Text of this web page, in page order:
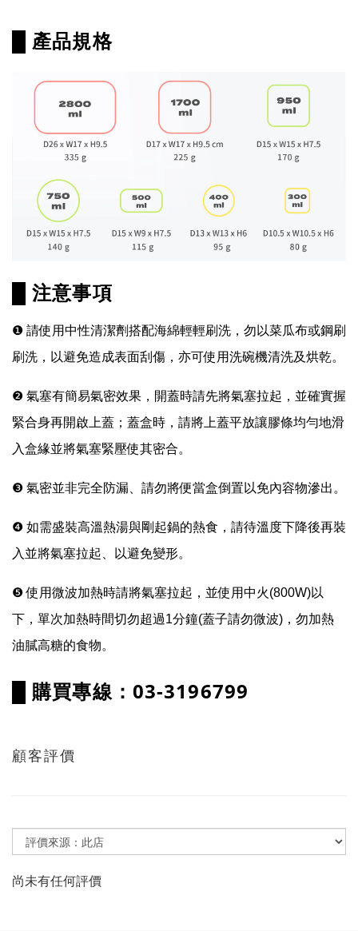
█ 產品規格
█ 注意事項
❶ 請使用中性清潔劑搭配海綿輕輕刷洗， 勿以菜瓜布或鋼刷
刷洗，以避免造成表面刮傷，亦可使用洗碗機清洗及烘乾。
❷ 氣塞有簡易氣密效果， 開蓋時請先將氣塞拉起，並確實握
緊合身再開啟上蓋；蓋盒時， 請將上蓋平放讓膠條均勻地滑
入盒緣並將氣塞緊壓使其密合。
❸ 氣密並非完全防漏、請勿將便當盒倒置以免內容物滲出。
❹ 如需盛裝高溫熱湯與剛起鍋的熱食，請待溫度下降後再裝
入並將氣塞拉起、以避免變形。
❺ 使用微波加熱時請將氣塞拉起，並使用中火(800W)以
下，單次加熱時間切勿超過1分鐘(蓋子請勿微波)，勿加熱
油膩高糖的食物。
█ 購買專線：03-3196799
顧客評價
尚未有任何評價